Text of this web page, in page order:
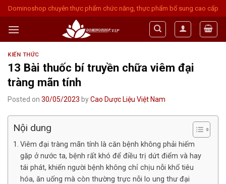
Skip
to
content
Dominoshop chuyên thực phẩm chức năng, thực phẩm bổ sung cao cấp
KIẾN THỨC
13 Bài thuốc bí truyền chữa viêm đại
tràng mãn tính
Posted on 30/05/2023 byCao Dược Liệu Việt Nam
Nội dung
Viêm đại tràng mãn tính là căn bệnh không phải hiếm
gặp ở nước ta, bệnh rất khó để điều trị dứt điểm và hay
tái phát, khiến người bệnh không chỉ chịu nỗi khổ tiêu
hóa, ăn uống mà còn thường trực nỗi lo ung thư đại